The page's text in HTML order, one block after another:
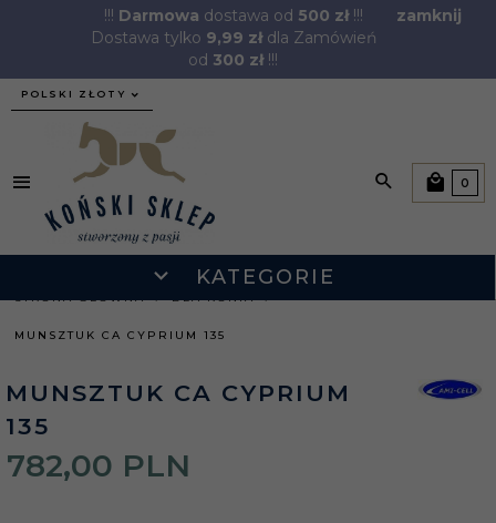
!!! Darmowa dostawa od 500 zł!!!
Dostawa tylko 9,99 złdla Zamówień
od 300 zł!!!
zamknij
currency_h
POLSKI ZŁOTY
KATEGORIE
0
STRONA GŁÓWNA DLA KONIA
MUNSZTUK CA CYPRIUM 135
MUNSZTUK CA CYPRIUM
135
782,00 PLN